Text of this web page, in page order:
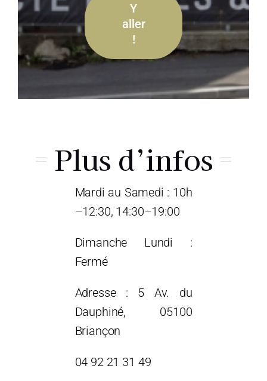
Y
aller
!
Plus d’infos
Mardi au Samedi : 10h
–12:30, 14:30–19:00
Dimanche Lundi :
Fermé
Adresse : 5 Av. du
Dauphiné, 05100
Briançon
04 92 21 31 49